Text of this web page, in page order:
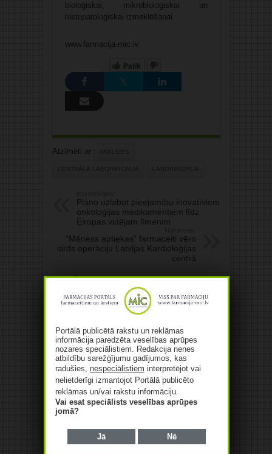
bioloģiskai, mikrobioloģiskai un
histopatoloģiskai izmeklēšanai.
www.farmacija-mic.lv
Patīk
Atzīmēti ar: ANALĪZES
CENTRĀLĀ LABORATORIJA LABORATORIJA
Plāno uzlabot pieejamību inovatīviem
onkoloģijas medikamentiem līdz
Eiropas vidējam līmenim
“Mēness aptiekas” farmaceiti vēro
sirds operāciju Latvijas Kardioloģijas
centrā
Farmaceitisko izstrādājumu
vairumtirgotāja “Baltacon”
84,4%
07/08/2026
Portālā publicētā rakstu un reklāmas
informācija paredzēta veselības aprūpes
nozares speciālistiem. Redakcija nenes
atbildību sarežģījumu gadījumos, kas
radušies, nespeciālistiem interpretējot vai
nelietderīgi izmantojot Portālā publicēto
reklāmas un/vai rakstu informāciju.
Vai esat speciālists veselības aprūpes
jomā?
Jā Nē